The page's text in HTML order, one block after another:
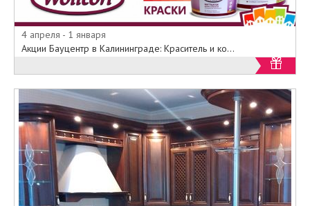
4 апреля - 1 января
Акции Бауцентр в Калининграде: Краситель и ко...